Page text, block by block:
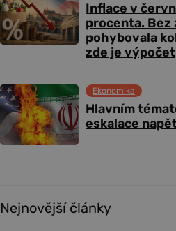
Inflace v
procenta. Bez
pohybovala
zde je výpočet
Hlavním
eskalace
Ekonomika
Nejnovější články